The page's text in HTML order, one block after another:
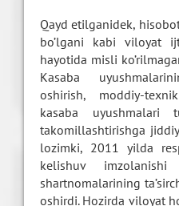
Qayd etilganidek,
bo’lgani kabi viloyat
hayotida misli
Kasaba
oshirish, moddiy-
kasaba uyushmalari
takomillashtirishga jiddiy
lozimki, 2011 yilda
kelishuv
shartnomalarining
oshirdi. Hozirda viloyat